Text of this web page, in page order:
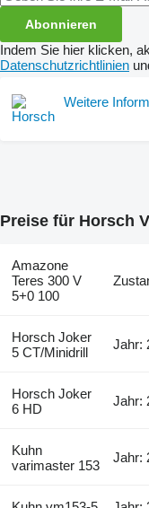
Abonnieren
Indem Sie hier klicken,
Datenschutzrichtlinien
Weitere
Preise für Horsch
Amazone
Teres 300 V
5+0 100
Horsch Joker
5 CT/Minidrill
Jahr:
Horsch Joker
6 HD
Jahr:
Kuhn
varimaster 153
Jahr: